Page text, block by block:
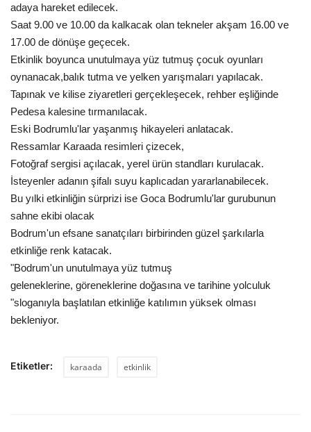
adaya hareket edilecek.
Saat 9.00 ve 10.00 da kalkacak olan tekneler akşam 16.00 ve
17.00 de dönüşe geçecek.
Etkinlik boyunca unutulmaya yüz tutmuş çocuk oyunları
oynanacak,balık tutma ve yelken yarışmaları yapılacak.
Tapınak ve kilise ziyaretleri gerçekleşecek, rehber eşliğinde
Pedesa kalesine tırmanılacak.
Eski Bodrumlu'lar yaşanmış hikayeleri anlatacak.
Ressamlar Karaada resimleri çizecek,
Fotoğraf sergisi açılacak, yerel ürün standları kurulacak.
İsteyenler adanın şifalı suyu kaplıcadan yararlanabilecek.
Bu yılki etkinliğin sürprizi ise Goca Bodrumlu'lar gurubunun
sahne ekibi olacak
Bodrum'un efsane sanatçıları birbirinden güzel şarkılarla
etkinliğe renk katacak.
"Bodrum'un unutulmaya yüz tutmuş
geleneklerine, göreneklerine doğasına ve tarihine yolculuk
"sloganıyla başlatılan etkinliğe katılımın yüksek olması
bekleniyor.
Etiketler: karaada etkinlik